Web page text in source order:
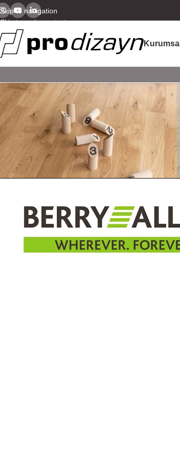
Skip to navigation
Skip to main content
Kurumsal